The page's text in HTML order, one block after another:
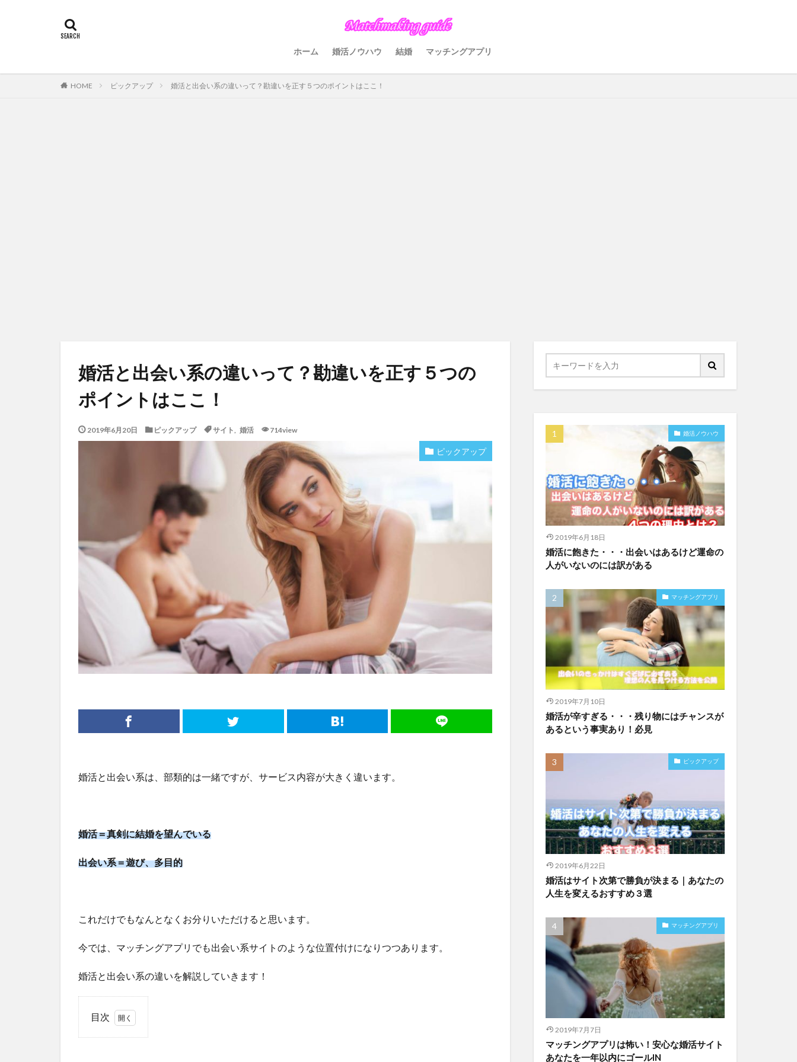
ホーム 婚活ノウハウ 結婚 マッチングアプリ
HOME ピックアップ 婚活と出会い系の違いって？勘違いを正す５つのポイントはここ！
婚活と出会い系の違いって？勘違いを正す５つの
ポイントはここ！
2019年6月20日 ピックアップ サイト 婚活 714view
ピックアップ
婚活と出会い系は、部類的は一緒ですが、サービス内容が大きく違います。
婚活＝真剣に結婚を望んでいる
出会い系＝遊び、多目的
これだけでもなんとなくお分りいただけると思います。
今では、マッチングアプリでも出会い系サイトのような位置付けになりつつあります。
婚活と出会い系の違いを解説していきます！
目次
婚活ノウハウ
2019年6月18日
婚活に飽きた・・・出会いはあるけど運命の
人がいないのには訳がある
マッチングアプリ
2019年7月10日
婚活が辛すぎる・・・残り物にはチャンスが
あるという事実あり！必見
ピックアップ
2019年6月22日
婚活はサイト次第で勝負が決まる｜あなたの
人生を変えるおすすめ３選
マッチングアプリ
2019年7月7日
マッチングアプリは怖い！安心な婚活サイト
あなたを一年以内にゴールIN